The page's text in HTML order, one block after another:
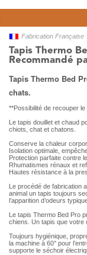
Fabrication Française
Tapis Thermo
Recommandé
Tapis Thermo Bed
chats.
**Possibilité de recouper
Le tapis douillet et chaud
chiots, chat et chatons.
Conserve la chaleur
Isolation optimale,
Protection parfaite contre
Rhumatismes rénaux et
Hautes résistance à la
Le procédé de
animal un tapis toujours
l’apparition d’odeurs
Le tapis Thermo Bed Pro
chiens. Un tapis que
Toujours hygiénique,
la machine à 60° pour
supporte le séchoir